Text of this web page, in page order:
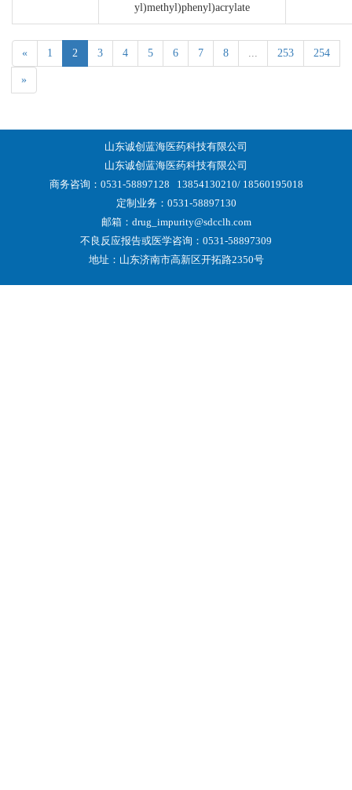
yl)methyl)phenyl)acrylate
« 1 2 3 4 5 6 7 8 253 254
»
山东诚创蓝海医药科技有限公司
山东诚创蓝海医药科技有限公司
商务咨询：0531-58897128 13854130210/ 18560195018
定制业务：0531-58897130
邮箱：drug_impurity@sdcclh.com
不良反应报告或医学咨询：0531-58897309
地址：山东济南市高新区开拓路2350号